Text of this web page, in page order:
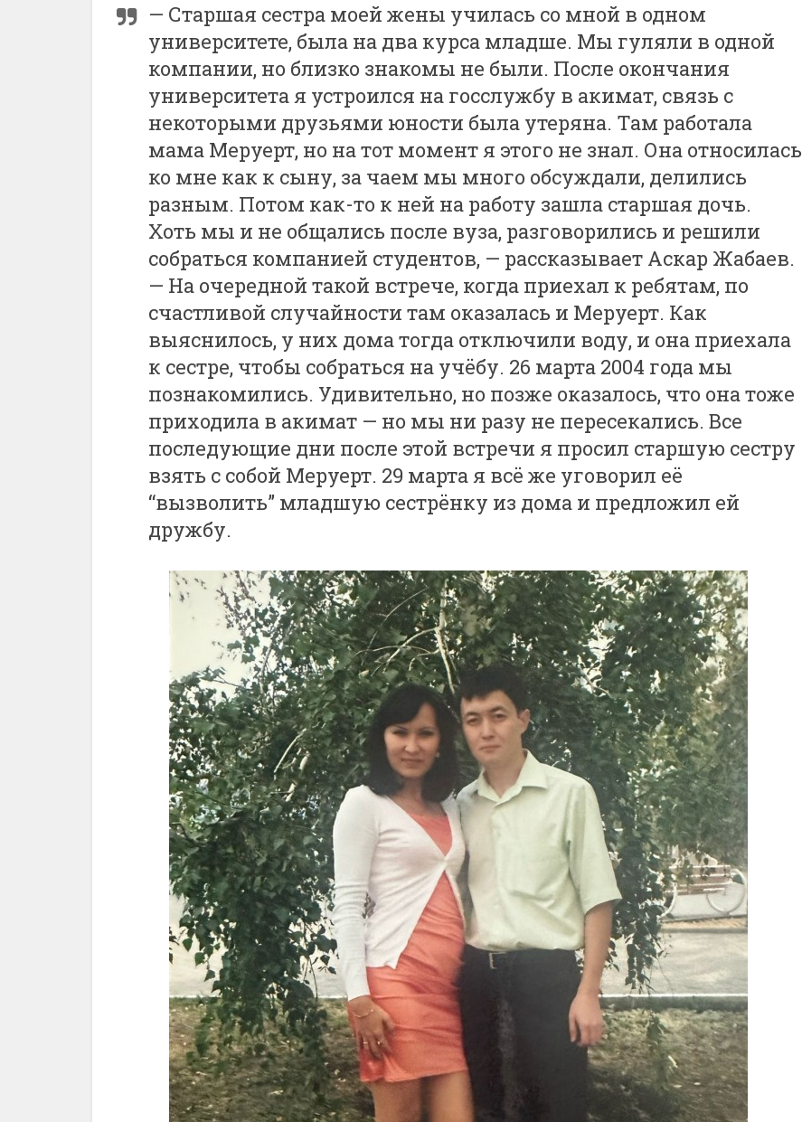
— Старшая сестра моей жены училась со мной в одном
университете, была на два курса младше. Мы гуляли в одной
компании, но близко знакомы не были. После окончания
университета я устроился на госслужбу в акимат, связь с
некоторыми друзьями юности была утеряна. Там работала
мама Меруерт, но на тот момент я этого не знал. Она относилась
ко мне как к сыну, за чаем мы много обсуждали, делились
разным. Потом как-то к ней на работу зашла старшая дочь.
Хоть мы и не общались после вуза, разговорились и решили
собраться компанией студентов, — рассказывает Аскар Жабаев.
— На очередной такой встрече, когда приехал к ребятам, по
счастливой случайности там оказалась и Меруерт. Как
выяснилось, у них дома тогда отключили воду, и она приехала
к сестре, чтобы собраться на учёбу. 26 марта 2004 года мы
познакомились. Удивительно, но позже оказалось, что она тоже
приходила в акимат — но мы ни разу не пересекались. Все
последующие дни после этой встречи я просил старшую сестру
взять с собой Меруерт. 29 марта я всё же уговорил её
“вызволить” младшую сестрёнку из дома и предложил ей
дружбу.